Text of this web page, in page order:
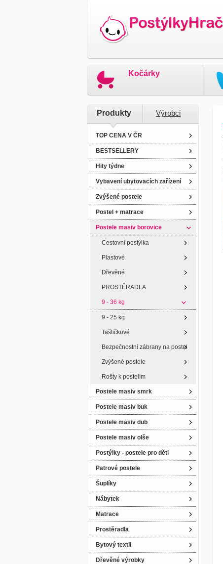
Kočárky
Produkty Výrobci
TOP CENA V ČR
BESTSELLERY
Hity týdne
Vybavení ubytovacích zařízení
Zvýšené postele
Postel + matrace
Postele masiv borovice
Cestovní postýlka
Plastové
Dřevěné
PROSTĚRADLA
9 - 36 kg
9 - 25 kg
Taštičkové
Bezpečnostní zábrany na postel
Zvýšené postele
Rošty k postelím
Postele masiv smrk
Postele masiv buk
Postele masiv dub
Postele masiv olše
Postýlky - postele pro děti
Patrové postele
Šuplíky
Nábytek
Matrace
Prostěradla
Bytový textil
Dřevěné výrobky